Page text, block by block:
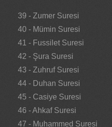
39 - Zumer Suresi
40 - Mümin Suresi
41 - Fussilet Suresi
42 - Şura Suresi
43 - Zuhruf Suresi
44 - Duhan Suresi
45 - Casiye Suresi
46 - Ahkaf Suresi
47 - Muhammed Suresi